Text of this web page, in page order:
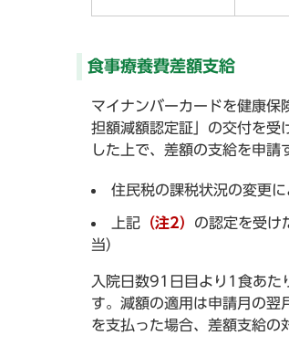
食事療養費差額支給
マイナンバーカードを健康保
担額減額認定証」の交付を受
した上で、差額の支給を申請
住民税の課税状況の変更
上記 （注2） の認定を受け
当）
入院日数91日目より1食あた
す。減額の適用は申請月の
を支払った場合、差額支給の